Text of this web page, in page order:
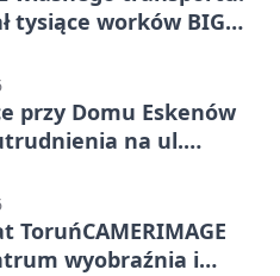
tysiące worków BIG
przy Domu Eskenów
na ul.
ToruńCAMERIMAGE
wyobraźnia i